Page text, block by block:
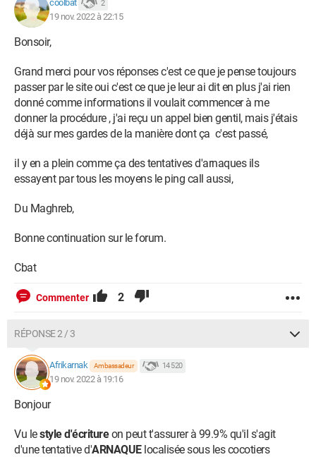
sur le site de la messagerie sécurisée paypal mais c'est rester
sur le mode SMS texto,
aucune information me concernant en tout cas aucunes qui
peuvent les aider pour faire ce soi-disant achat par paylib.
J'aimerais savoir ce que le forum en pense personnellement je
crois et je doute fort que ce soit une arnaque un moyen
Merci au forum pour les quelques réponses données.
Coolbat
coolbat 2
19 nov. 2022 à 22:15
Bonsoir,
Grand merci pour vos réponses c'est ce que je pense toujours
passer par le site oui c'est ce que je leur ai dit en plus j'ai rien
donné comme informations il voulait commencer à me
donner la procédure , j'ai reçu un appel bien gentil, mais j'étais
déjà sur mes gardes de la manière dont ça c'est passé,
il y en a plein comme ça des tentatives d'arnaques ils
essayent par tous les moyens le ping call aussi,
Du Maghreb,
Bonne continuation sur le forum.
Cbat
Commenter 2
RÉPONSE 2 / 3
Afrikarnak Ambassadeur 14 520
19 nov. 2022 à 19:16
Bonjour
Vu lestyle d'écritureon peut t'assurer à 99.9% qu'il s'agit
d'une tentative d'ARNAQUElocalisée sous les cocotiers